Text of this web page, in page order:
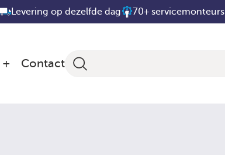
Levering op dezelfde dag 70+ servicemonteurs
Contact